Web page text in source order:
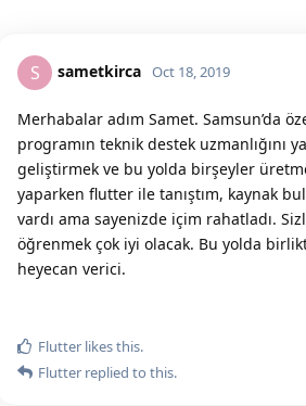
S sametkirca Oct 18, 2019
Merhabalar adım Samet. Samsun’da
programın teknik destek uzmanlığını
geliştirmek ve bu yolda birşeyler
yaparken flutter ile tanıştım, kaynak
vardı ama sayenizde içim rahatladı.
öğrenmek çok iyi olacak. Bu yolda
heyecan verici.
Flutter likes this.
Flutter replied to this.